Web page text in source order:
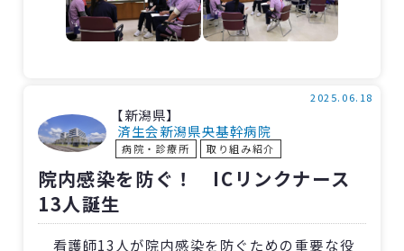
「その人らしさ」がキーワードとなりました。
各施設の看護師・介護士・MSWの10人が3回
報が分かった」「その人らしさに対する認識を
共有できた」との報告がありました。発表を経
て、少しずつですが「患者さんの大切にしてい
る思い」などをサマリーに盛り込む取り組みが
始まっています。
【新潟県】
済生会新潟県央基幹病院
病院・診療所 取り組み紹介
2025.06.18
院内感染を防ぐ！ ICリンクナース
13人誕生
看護師13人が院内感染を防ぐための重要な役